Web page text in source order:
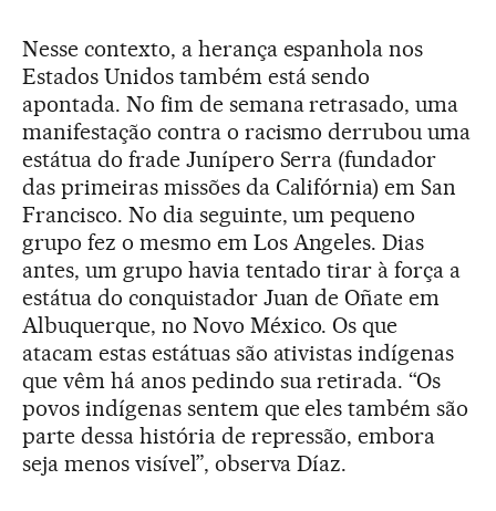
Nesse contexto, a herança espanhola nos
Estados Unidos também está sendo
apontada. No fim de semana retrasado, uma
manifestação contra o racismo derrubou uma
estátua do frade Junípero Serra (fundador
das primeiras missões da Califórnia) em San
Francisco. No dia seguinte, um pequeno
grupo fez o mesmo em Los Angeles. Dias
antes, um grupo havia tentado tirar à força a
estátua do conquistador Juan de Oñate em
Albuquerque, no Novo México. Os que
atacam estas estátuas são ativistas indígenas
que vêm há anos pedindo sua retirada. “Os
povos indígenas sentem que eles também são
parte dessa história de repressão, embora
seja menos visível”, observa Díaz.